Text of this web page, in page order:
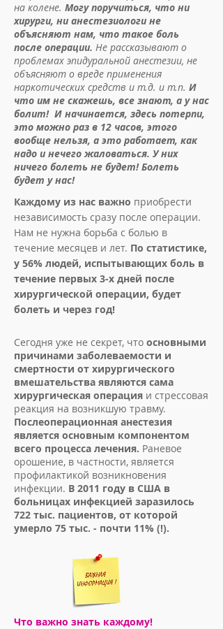
Что важно знать каждому!
на колене. Могу поручиться, что ни
хирурги, ни анестезиологи не
объясняют нам, что такое боль
после операции. Не рассказывают о
проблемах эпидуральной анестезии, не
объясняют о вреде применения
наркотических средств и т.д. и т.п. И
что им не скажешь, все знают, а у нас
болит! ​ И начинается, здесь потерпи,
это можно раз в 12 часов, этого
вообще нельзя, а это работает, как
надо и нечего жаловаться. У них
ничего болеть не будет! Болеть
будет у нас!
Сегодня уже не секрет, что основными
причинами заболеваемости и
смертности от хирургического
вмешательства являются сама
хирургическая операция и стрессовая
реакция на возникшую травму.
Послеоперационная анестезия
является основным компонентом
всего процесса лечения. Раневое
орошение, в частности, является
профилактикой возникновения
инфекции. В 2011 году в США в
больницах инфекцией заразилось
722 тыс. пациентов, от которой
умерло 75 тыс. - почти 11% (!).
Каждому из нас важно приобрести
независимость сразу после операции.
Нам не нужна борьба с болью в
течение месяцев и лет. По статистике,
у 56% людей, испытывающих боль в
течение первых 3-х дней после
хирургической операции, будет
болеть и через год!​